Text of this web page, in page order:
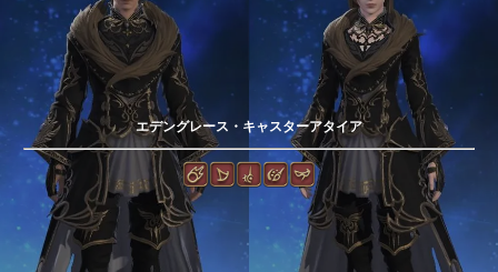
エデングレース・キャスターアタイア